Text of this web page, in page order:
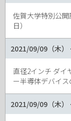
佐賀大学特別公
日）
2021/09/09（木）
直径2インチ ダ
ー半導体デバイ
2021/09/09（木）